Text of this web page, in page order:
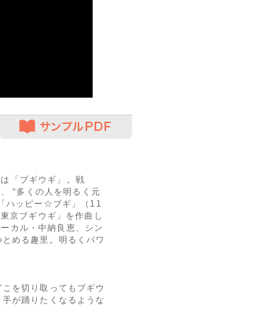
「ブギウギ」。戦
“多くの人を明るく元
ハッピー☆ブギ」（11
京ブギウギ」を作曲し
カル・中納良恵、シン
める趣里。明るくパワ
を切り取ってもブギウ
が踊りたくなるような